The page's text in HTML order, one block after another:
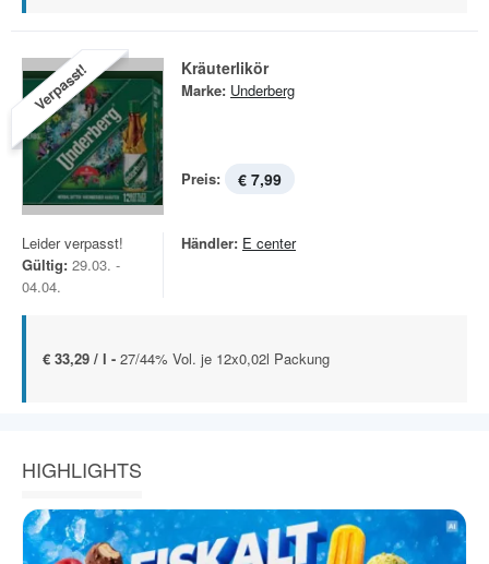
Verpasst! Kräuterlikör
Marke: Underberg
Preis: € 7,99
Leider verpasst!
Gültig: 29.03. -
04.04.
Händler: E center
€ 33,29 / l - 27/44% Vol. je 12x0,02l Packung
HIGHLIGHTS